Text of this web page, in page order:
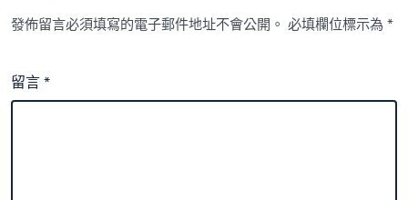
發佈留言必須填寫的電子郵件地址不會公開。 必填欄位標示為*
留言*